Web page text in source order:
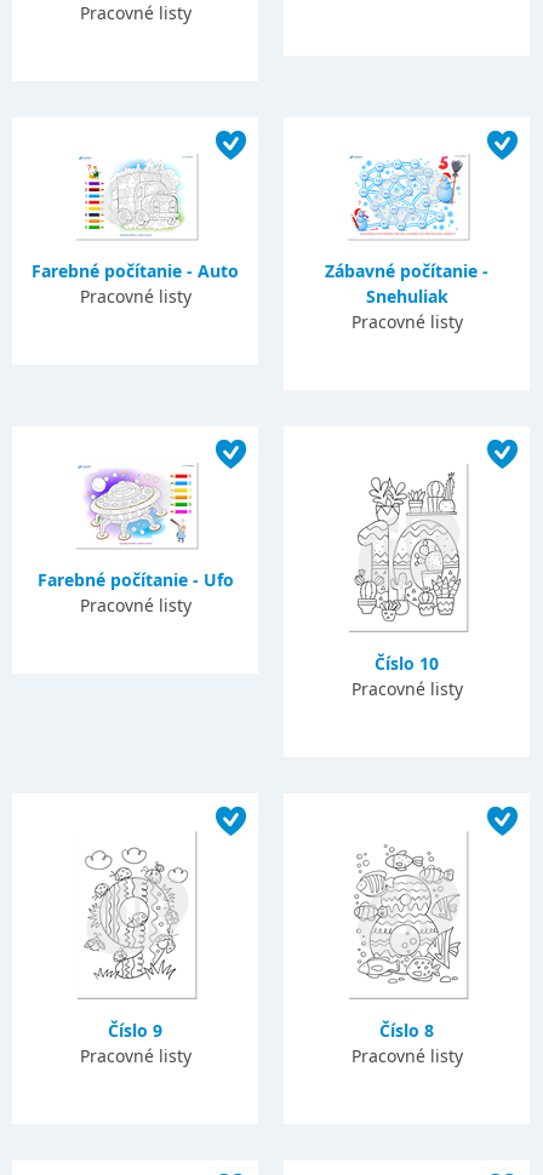
Pracovné listy
Farebné počítanie - Auto
Pracovné listy
Zábavné počítanie -
Snehuliak
Pracovné listy
Farebné počítanie - Ufo
Pracovné listy
Číslo 10
Pracovné listy
Číslo 9
Pracovné listy
Číslo 8
Pracovné listy